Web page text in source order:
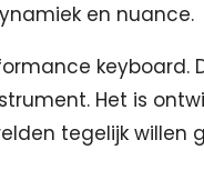
en nuance.
keyboard.
Het is
tegelijk willen